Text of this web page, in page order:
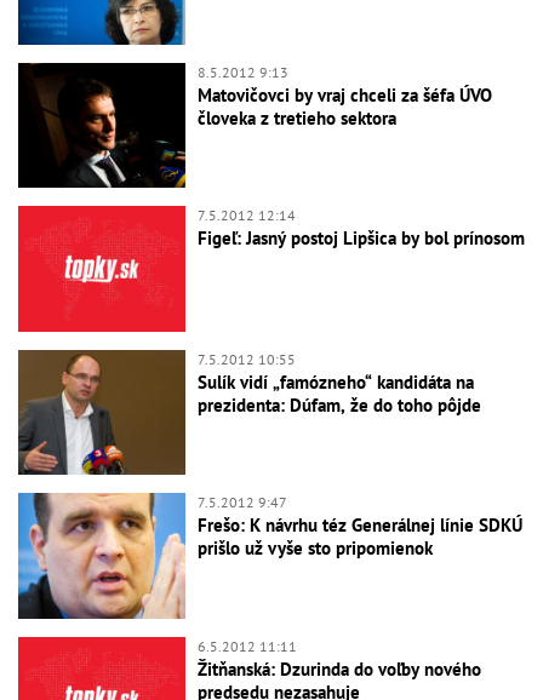
8.5.2012 9:13
Matovičovci by vraj chceli za šéfa ÚVO
človeka z tretieho sektora
7.5.2012 12:14
Figeľ: Jasný postoj Lipšica by bol prínosom
7.5.2012 10:55
Sulík vidí „famózneho“ kandidáta na
prezidenta: Dúfam, že do toho pôjde
7.5.2012 9:47
Frešo: K návrhu téz Generálnej línie SDKÚ
prišlo už vyše sto pripomienok
6.5.2012 11:11
Žitňanská: Dzurinda do voľby nového
predsedu nezasahuje